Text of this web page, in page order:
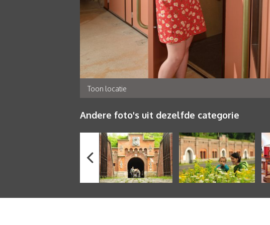
Toon locatie
Andere foto's uit dezelfde categorie